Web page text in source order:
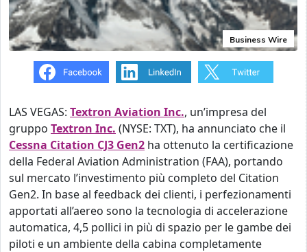
Business Wire
LAS VEGAS: Textron Aviation Inc., un’impresa del
gruppo Textron Inc. (NYSE: TXT), ha annunciato che il
Cessna Citation CJ3 Gen2 ha ottenuto la certificazione
della Federal Aviation Administration (FAA), portando
sul mercato l’investimento più completo del Citation
Gen2. In base al feedback dei clienti, i perfezionamenti
apportati all’aereo sono la tecnologia di accelerazione
automatica, 4,5 pollici in più di spazio per le gambe dei
piloti e un ambiente della cabina completamente